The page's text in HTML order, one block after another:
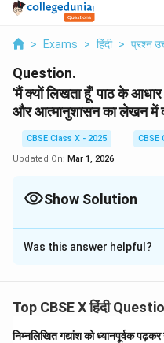
> Exams > हिंदी > प्रश्न
Question.
'मैं क्यों लिखता हूँ' पाठ के
और आत्मानुशासन का लेखन में
CBSE Class X - 2025
CBSE
Updated On: Mar 1, 2026
Show Solution
Solution and
'मैं क्यों लिखता हूँ' पाठ में लेखक
करता है। उसकी आंतरिक
लिखने के लिए मजबूर करती है।
Was this answer helpful?
Top CBSE X हिंदी
निम्नलिखित गद्यांश को ध्यानपूर्वक